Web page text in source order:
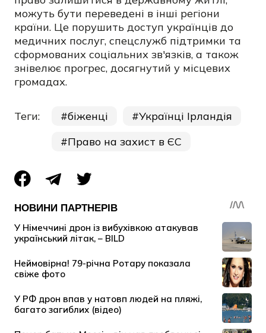
можуть бути переведені в інші регіони
країни. Це порушить доступ українців до
медичних послуг, спецслужб підтримки та
сформованих соціальних зв'язків, а також
знівелює прогрес, досягнутий у місцевих
громадах.
Теги: біженці
Українці Ірландія
Право на захист в ЄС